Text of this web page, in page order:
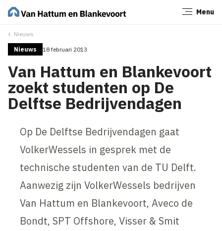
Menu
Nieuws
Nieuws 18 februari 2013
Van Hattum en Blankevoort
zoekt studenten op De
Delftse Bedrijvendagen
Op De Delftse Bedrijvendagen gaat
VolkerWessels in gesprek met de
technische studenten van de TU Delft.
Aanwezig zijn VolkerWessels bedrijven
Van Hattum en Blankevoort, Aveco de
Bondt, SPT Offshore, Visser & Smit
Sluiten